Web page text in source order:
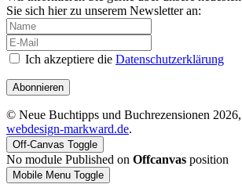
Sie sich hier zu unserem Newsletter an:
Ich akzeptiere die Datenschutzerklärung
Abonnieren
© Neue Buchtipps und Buchrezensionen
webdesign-markward.de.
Off-Canvas Toggle
No module Published on Offcanvas position
Mobile Menu Toggle